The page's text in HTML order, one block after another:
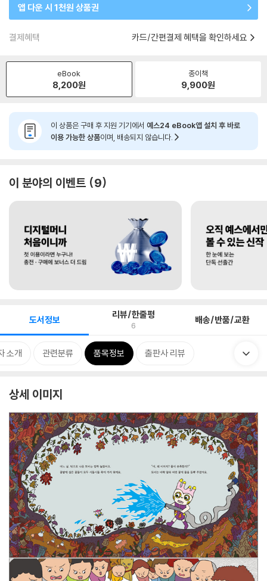
앱 다운 시 1천원 상품권
결제혜택 카드/간편결제 혜택을 확인하세요
eBook
8,200원
종이책
9,900원
이 상품은 구매 후 지원 기기에서 예스24 eBook앱 설치 후 바로
이용 가능한 상품이며, 배송되지 않습니다.
이 분야의 이벤트 9
도서정보 리뷰/한줄평
6 배송/반품/교환
소개 관련분류 품목정보 출판사 리뷰
상세 이미지